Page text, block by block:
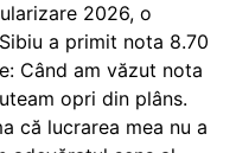
2026, o
a primit nota 8.70
Când am văzut nota
opri din plâns.
că lucrarea mea nu a